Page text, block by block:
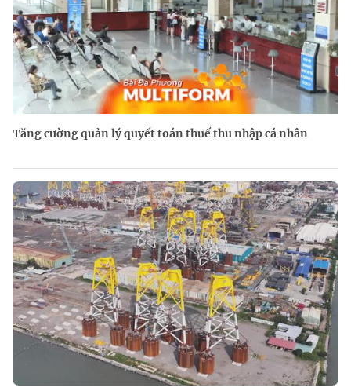
Tăng cường quản lý quyết toán thuế thu nhập cá nhân